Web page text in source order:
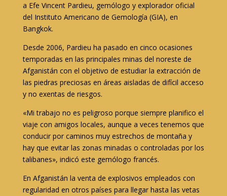
a Efe Vincent Pardieu, gemólogo y explorador oficial
del Instituto Americano de Gemología (GIA), en
Bangkok.
Desde 2006, Pardieu ha pasado en cinco ocasiones
temporadas en las principales minas del noreste de
Afganistán con el objetivo de estudiar la extracción de
las piedras preciosas en áreas aisladas de difícil acceso
y no exentas de riesgos.
«Mi trabajo no es peligroso porque siempre planifico el
viaje con amigos locales, aunque a veces tenemos que
conducir por caminos muy estrechos de montaña y
hay que evitar las zonas minadas o controladas por los
talibanes», indicó este gemólogo francés.
En Afganistán la venta de explosivos empleados con
regularidad en otros países para llegar hasta las vetas